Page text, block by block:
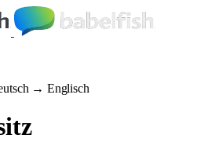
→ Englisch